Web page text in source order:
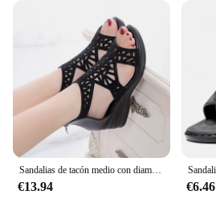
€13.94 €6.46